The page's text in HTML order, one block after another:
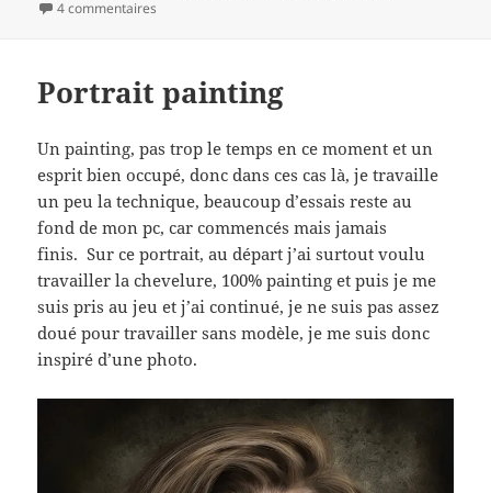
le
4 commentaires
Portrait painting
Un painting, pas trop le temps en ce moment et un
esprit bien occupé, donc dans ces cas là, je travaille
un peu la technique, beaucoup d’essais reste au
fond de mon pc, car commencés mais jamais
finis. Sur ce portrait, au départ j’ai surtout voulu
travailler la chevelure, 100% painting et puis je me
suis pris au jeu et j’ai continué, je ne suis pas assez
doué pour travailler sans modèle, je me suis donc
inspiré d’une photo.